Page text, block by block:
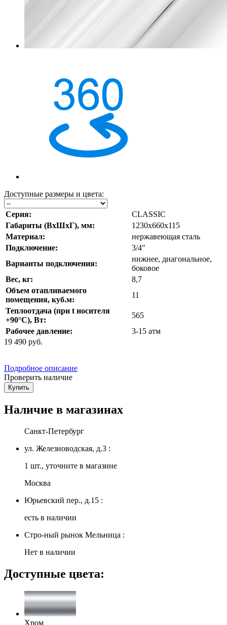
Доступные размеры и цвета:
Серия:
CLASSIC
Габариты (ВхШхГ), мм:
1230х660х115
Материал:
нержавеющая сталь
Подключение:
3/4"
Варианты подключения:
нижнее, диагональное,
боковое
Вес, кг:
8,7
Объем отапливаемого
помещения, куб.м:
11
Теплоотдача (при t носителя
+90°С), Вт:
565
Рабочее давление:
3-15 атм
19 490 руб.
Подробное описание
Проверить наличие
Купить
Наличие в магазинах
Санкт-Петербург
ул. Железноводская, д.3 :
1 шт., уточните в магазине
Москва
Юрьевский пер., д.15 :
есть в наличии
Стро-ный рынок Мельница :
Нет в наличии
Доступные цвета:
Хром